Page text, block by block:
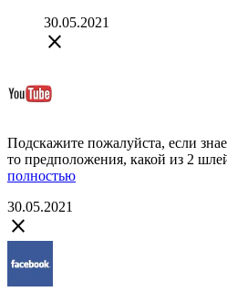
30.05.2021
close
Подскажите пожалуйста, если
то предположения, какой из 2
полностью
30.05.2021
close